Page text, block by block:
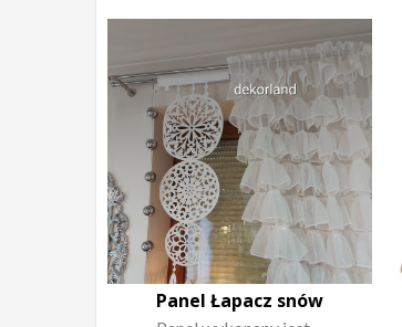
Panel Łapacz snów